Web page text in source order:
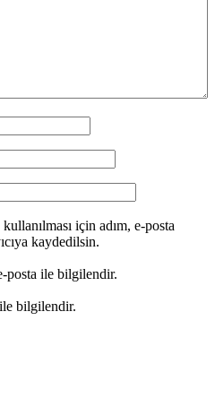
için adım, e-posta
kaydedilsin.
posta ile bilgilendir.
bilgilendir.